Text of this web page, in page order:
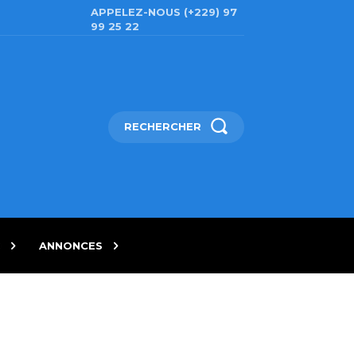
APPELEZ-NOUS (+229) 97
99 25 22
RECHERCHER
ANNONCES